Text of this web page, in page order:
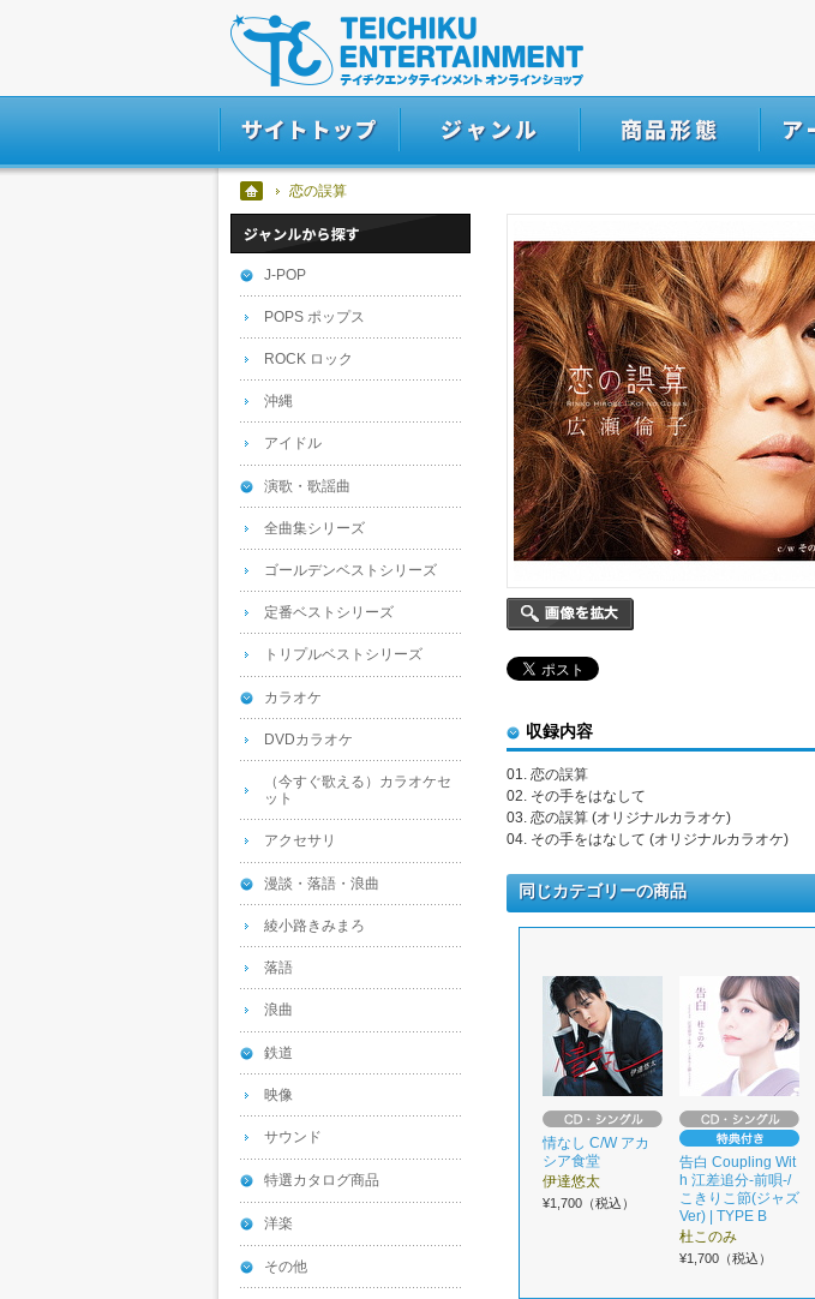
恋の誤算
収録内容
01. 恋の誤算
02. その手をはなして
03. 恋の誤算 (オリジナルカラオケ)
04. その手をはなして (オリジナルカラオケ)
同じカテゴリーの商品
情なし C/W アカ
シア食堂
伊達悠太
¥1,700（税込）
告白 Coupling Wit
h 江差追分-前唄-/
こきりこ節(ジャズ
Ver) | TYPE B
杜このみ
¥1,700（税込）
J-POP
POPS ポップス
ROCK ロック
沖縄
アイドル
演歌・歌謡曲
全曲集シリーズ
ゴールデンベストシリーズ
定番ベストシリーズ
トリプルベストシリーズ
カラオケ
DVDカラオケ
（今すぐ歌える）カラオケセ
ット
アクセサリ
漫談・落語・浪曲
綾小路きみまろ
落語
浪曲
鉄道
映像
サウンド
特選カタログ商品
洋楽
その他